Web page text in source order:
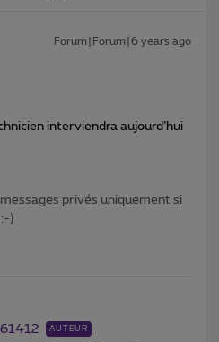
Forum|Forum|6 years ago
interviendra aujourd’hui
privés uniquement si
)
AUTEUR